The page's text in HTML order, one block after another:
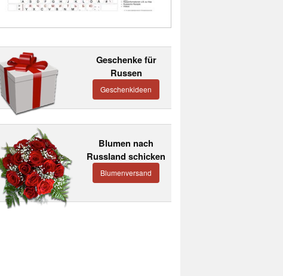
Geschenke für
Russen
Geschenkideen
Blumen nach
Russland schicken
Blumenversand